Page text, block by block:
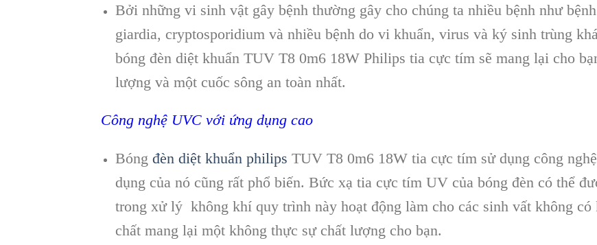
Bởi những vi sinh vật gây bệnh thường gây cho chúng ta nhiều bệnh như
giardia, cryptosporidium và nhiều bệnh do vi khuẩn, virus và ký sinh trùng
bóng đèn diệt khuẩn TUV T8 0m6 18W Philips tia cực tím sẽ mang lại cho
lượng và một cuốc sông an toàn nhất.
Công nghệ UVC với ứng dụng cao
Bóng đèn diệt khuẩn philips TUV T8 0m6 18W tia cực tím sử dụng công
dụng của nó cũng rất phổ biến. Bức xạ tia cực tím UV của bóng đèn có thể
trong xử lý không khí quy trình này hoạt động làm cho các sinh vất không có
chất mang lại một không thực sự chất lượng cho bạn.